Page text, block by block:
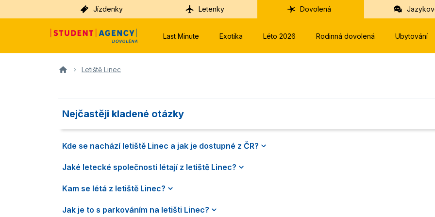
Jízdenky Letenky Dovolená
Last Minute Exotika Léto 2026 Rodinná dovolená Ubytování
Letiště Linec
Nejčastěji kladené otázky
Kde se nachází letiště Linec a jak je dostupné z ČR?
Jaké letecké společnosti létají z letiště Linec?
Kam se létá z letiště Linec?
Jak je to s parkováním na letišti Linec?